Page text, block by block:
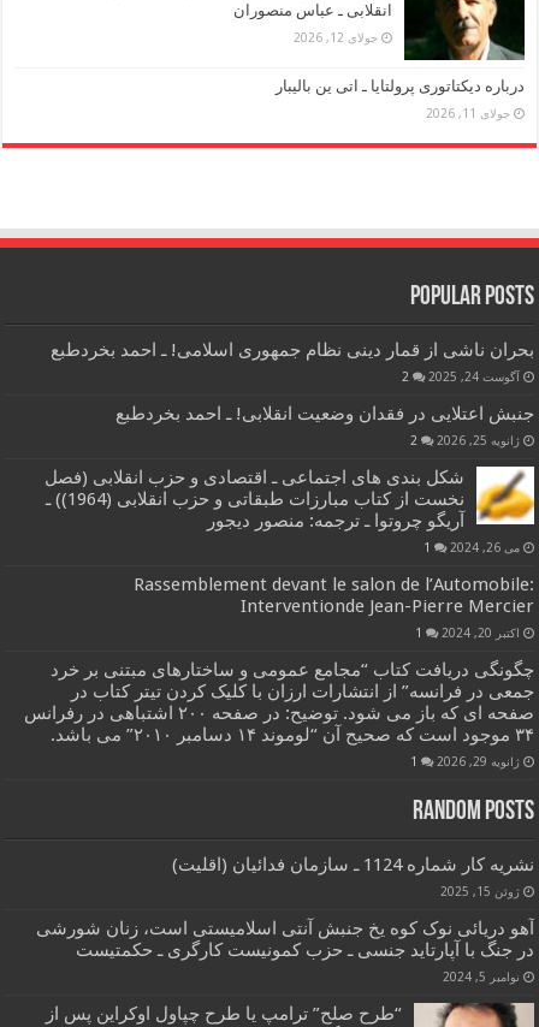
انقلابی ـ عباس منصوران
جولای 12, 2026
درباره دیکتاتوری پرولتایا ـ اتی ین بالیبار
جولای 11, 2026
Popular Posts
بحران ناشی از قمار دینی نظام جمهوری اسلامی! ـ احمد بخردطبع
آگوست 24, 2025 2
جنبش اعتلایی در فقدان وضعیت انقلابی! ـ احمد بخردطبع
ژانویه 25, 2026 2
شکل بندی های اجتماعی ـ اقتصادی و حزب انقلابی (فصل
نخست از کتاب مبارزات طبقاتی و حزب انقلابی (1964)) ـ
آریگو چروتوا ـ ترجمه: منصور دیجور
می 26, 2024 1
Rassemblement devant le salon de l’Automobile:
Interventionde Jean-Pierre Mercier
اکتبر 20, 2024 1
چگونگی دریافت کتاب “مجامع عمومی و ساختارهای مبتنی بر خرد
جمعی در فرانسه” از انتشارات ارزان با کلیک کردن تیتر کتاب در
صفحه ای که باز می شود. توضیح: در صفحه ۲۰۰ اشتباهی در رفرانس
۳۴ موجود است که صحیح آن “لوموند ۱۴ دسامبر ۲۰۱۰” می باشد.
ژانویه 29, 2026 1
Random Posts
نشریه کار شماره 1124 ـ سازمان فدائیان (اقلیت)
ژوئن 15, 2025
آهو دریائی نوک کوه یخ جنبش آنتی اسلامیستی است، زنان شورشی
در جنگ با آپارتاید جنسی ـ حزب کمونیست کارگری ـ حکمتیست
نوامبر 5, 2024
“طرح صلح” ترامپ یا طرح چپاول اوکراین پس از